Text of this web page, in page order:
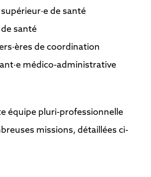
de santé
de santé
de coordination
médico-administrative
équipe pluri-professionnelle
missions, détaillées ci-